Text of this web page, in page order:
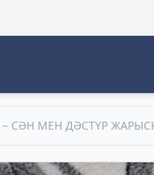
– СӘН МЕН ДӘСТҮР